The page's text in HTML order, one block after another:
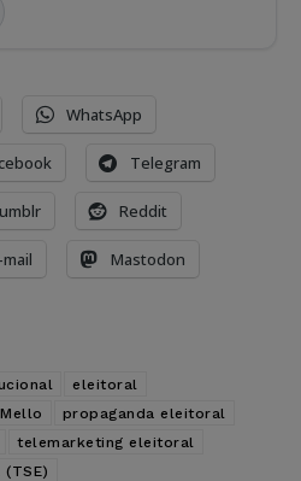
WhatsApp
Telegram
Reddit
mail Mastodon
eleitoral
propaganda eleitoral
telemarketing eleitoral